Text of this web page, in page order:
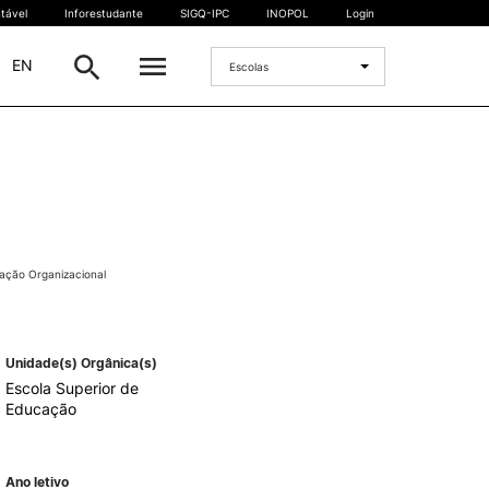
Inforestudante SIGQ-IPC INOPOL Login
EN Escolas
Organizacional
Unidade(s) Orgânica(s)
Escola Superior de
Educação
Ano letivo